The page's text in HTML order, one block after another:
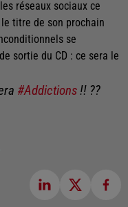
réseaux sociaux ce
titre de son prochain
se
sortie du CD : ce sera le
#Addictions!! ??